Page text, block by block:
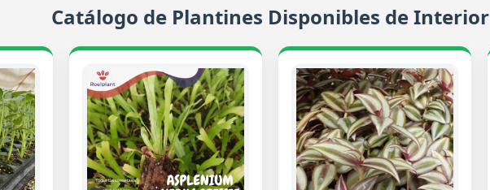
Catálogo de Plantines Disponibles de Interior